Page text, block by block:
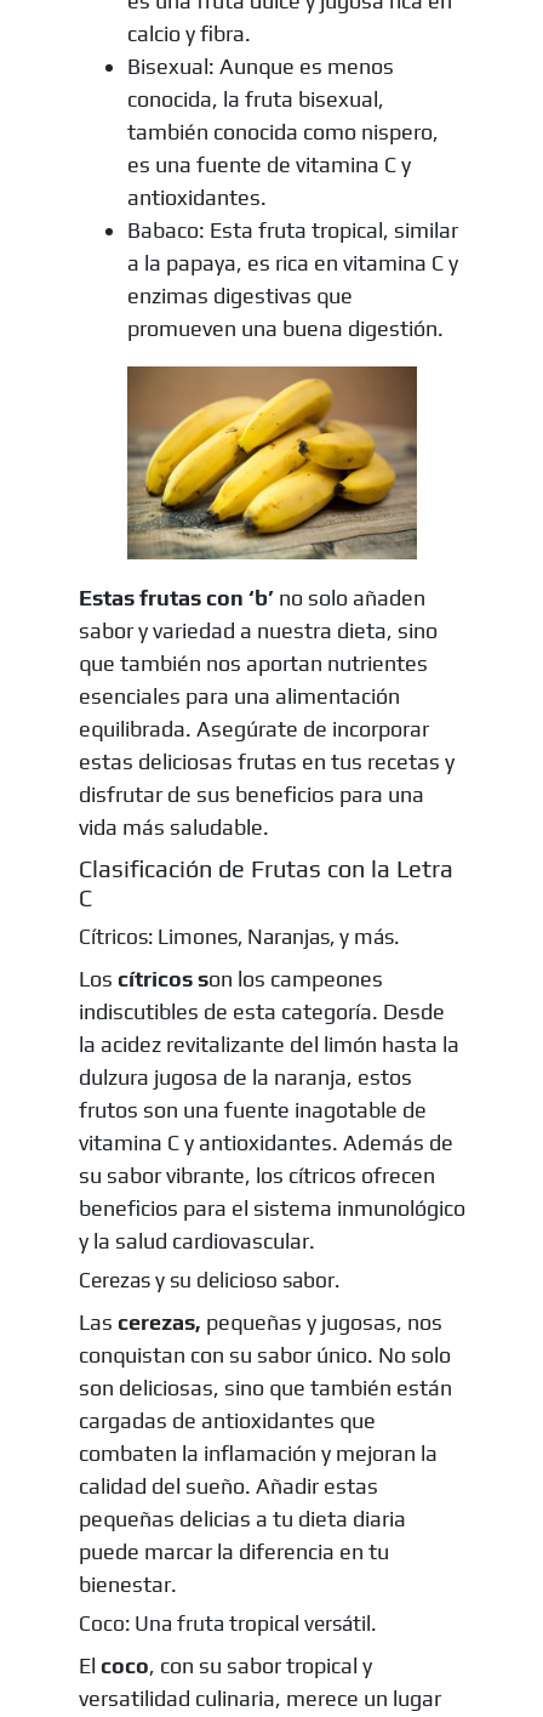
calcio y fibra.
Bisexual: Aunque es menos
conocida, la fruta bisexual,
también conocida como nispero,
es una fuente de vitamina C y
antioxidantes.
Babaco: Esta fruta tropical, similar
a la papaya, es rica en vitamina C y
enzimas digestivas que
promueven una buena digestión.
Estas frutas con ‘b’no solo añaden
sabor y variedad a nuestra dieta, sino
que también nos aportan nutrientes
esenciales para una alimentación
equilibrada. Asegúrate de incorporar
estas deliciosas frutas en tus recetas y
disfrutar de sus beneficios para una
vida más saludable.
Clasificación de Frutas con la Letra
C
Cítricos: Limones, Naranjas, y más.
Los cítricos son los campeones
indiscutibles de esta categoría. Desde
la acidez revitalizante del limón hasta la
dulzura jugosa de la naranja, estos
frutos son una fuente inagotable de
vitamina C y antioxidantes. Además de
su sabor vibrante, los cítricos ofrecen
beneficios para el sistema inmunológico
y la salud cardiovascular.
Cerezas y su delicioso sabor.
Las cerezas, pequeñas y jugosas, nos
conquistan con su sabor único. No solo
son deliciosas, sino que también están
cargadas de antioxidantes que
combaten la inflamación y mejoran la
calidad del sueño. Añadir estas
pequeñas delicias a tu dieta diaria
puede marcar la diferencia en tu
bienestar.
Coco: Una fruta tropical versátil.
El coco, con su sabor tropical y
versatilidad culinaria, merece un lugar